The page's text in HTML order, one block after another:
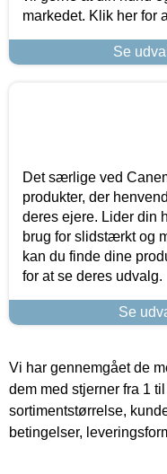
markedet. Klik her for
Se
Det særlige ved
produkter, der
deres ejere. Lider din
brug for slidstærkt og
kan du finde dine
for at se deres udvalg.
Se
Vi har gennemgået de
dem med stjerner fra 1
sortimentstørrelse,
betingelser,